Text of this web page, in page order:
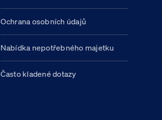
Ochrana osobních údajů
Nabídka nepotřebného majetku
Často kladené dotazy